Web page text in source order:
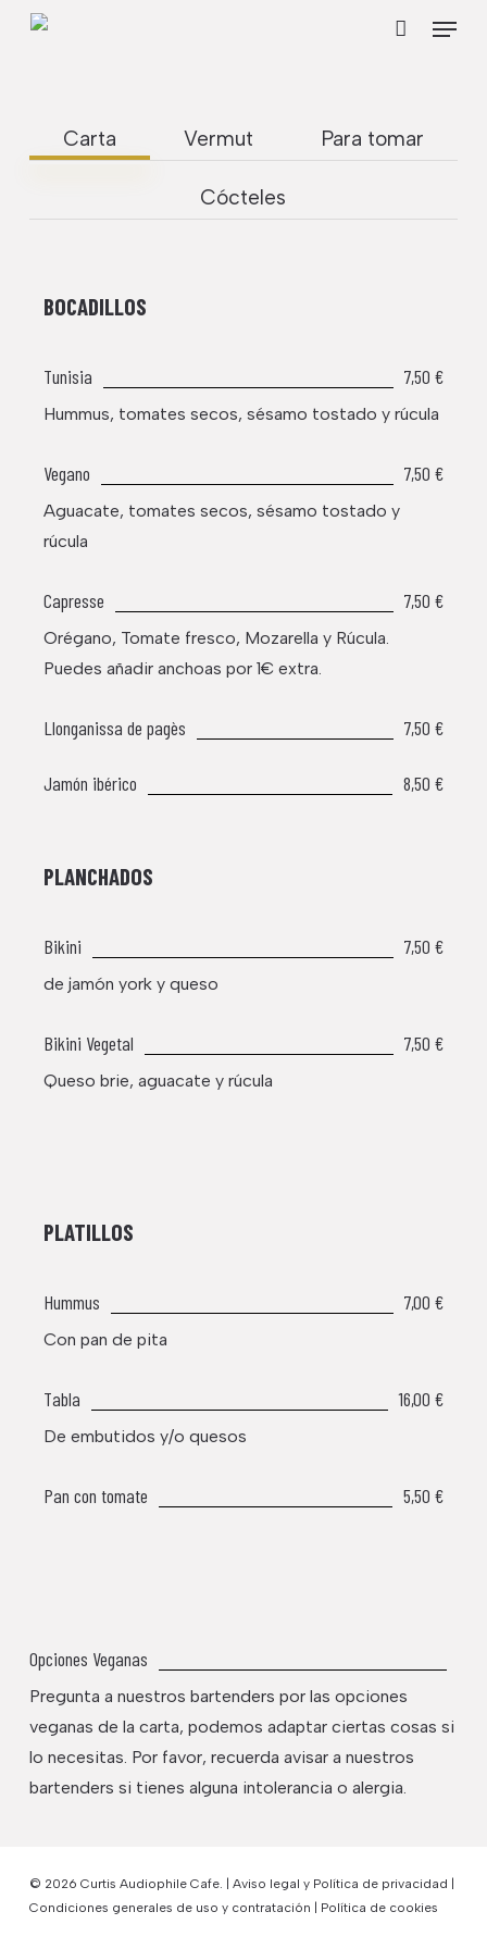
Skip
Menu
Carta Vermut Para tomar
Cócteles
BOCADILLOS
Tunisia 7,50 €
Hummus, tomates secos, sésamo tostado y rúcula
Vegano 7,50 €
Aguacate, tomates secos, sésamo tostado y
rúcula
Capresse 7,50 €
Orégano, Tomate fresco, Mozarella y Rúcula.
Puedes añadir anchoas por 1€ extra.
Llonganissa de pagès 7,50 €
Jamón ibérico 8,50 €
PLANCHADOS
Bikini 7,50 €
de jamón york y queso
Bikini Vegetal 7,50 €
Queso brie, aguacate y rúcula
PLATILLOS
Hummus 7,00 €
Con pan de pita
Tabla 16,00 €
De embutidos y/o quesos
Pan con tomate 5,50 €
Opciones Veganas
Pregunta a nuestros bartenders por las opciones
veganas de la carta, podemos adaptar ciertas cosas si
lo necesitas. Por favor, recuerda avisar a nuestros
bartenders si tienes alguna intolerancia o alergia.
© 2026 Curtis Audiophile Cafe. | Aviso legal y Política de privacidad
Condiciones generales de uso y contratación
Política de cookies